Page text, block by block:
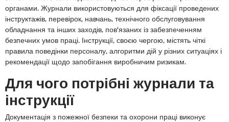
органами. Журнали використовуються для фіксації проведених
інструктажів, перевірок, навчань, технічного обслуговування
обладнання та інших заходів, пов'язаних із забезпеченням
безпечних умов праці. Інструкції, своєю чергою, містять чіткі
правила поведінки персоналу, алгоритми дій у різних ситуаціях і
рекомендації щодо запобігання виробничим ризикам.
Для чого потрібні журнали та
інструкції
Документація з пожежної безпеки та охорони праці виконує